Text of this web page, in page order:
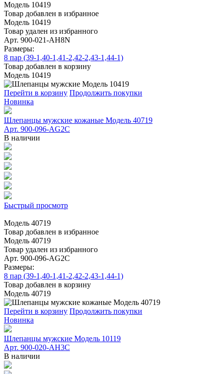
Модель 10419
Товар добавлен в избранное
Модель 10419
Товар удален из избранного
Арт. 900-021-AH8N
Размеры:
8 пар (39-1,40-1,41-2,42-2,43-1,44-1)
Товар добавлен в корзину
Модель 10419
Перейти в корзину Продолжить покупки
Новинка
Шлепанцы мужские кожаные Модель 40719
Арт. 900-096-AG2C
В наличии
Быстрый просмотр
Модель 40719
Товар добавлен в избранное
Модель 40719
Товар удален из избранного
Арт. 900-096-AG2C
Размеры:
8 пар (39-1,40-1,41-2,42-2,43-1,44-1)
Товар добавлен в корзину
Модель 40719
Перейти в корзину Продолжить покупки
Новинка
Шлепанцы мужские Модель 10119
Арт. 900-020-AH3C
В наличии